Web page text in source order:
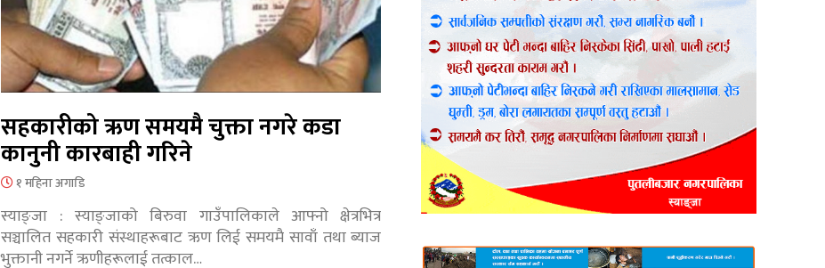
सहकारीको ऋण समयमै चुक्ता नगरे कडा
कानुनी कारबाही गरिने
१ महिना अगाडि
स्याङ्जा : स्याङ्जाको बिरुवा गाउँपालिकाले आफ्नो क्षेत्रभित्र
सञ्चालित सहकारी संस्थाहरूबाट ऋण लिई समयमै सावाँ तथा ब्याज
भुक्तानी नगर्ने ऋणीहरूलाई तत्काल…